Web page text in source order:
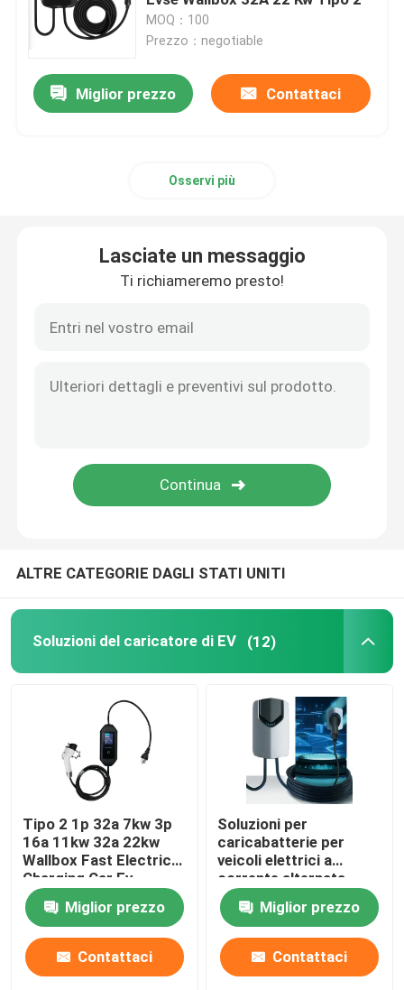
caricatori del ev del wallbox
cavo di ricarica EV
Connettore di carico di EV
Caricatore del ev di CC
Adattatore NACS di Tesla
Pannello di commutazione per autoveicoli
Cavi elettrici e connettori
MOQ：100
Prezzo：negotiable
Miglior prezzo Contattaci
Osservi più
Lasciate un messaggio
Ti richiameremo presto!
ALTRE CATEGORIE DAGLI STATI UNITI
Soluzioni del caricatore di EV (12)
Tipo 2 1p 32a 7kw 3p
16a 11kw 32a 22kw
Wallbox Fast Electric
Charging Car Ev
Charger Station
Miglior prezzo
Contattaci
Soluzioni per
caricabatterie per
veicoli elettrici a
corrente alternata
110V - 240V
Miglior prezzo
Contattaci